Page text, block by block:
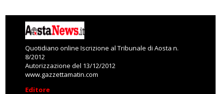
Quotidiano online Iscrizione al Tribunale di Aosta n.
8/2012
Autorizzazione del 13/12/2012
www.gazzettamatin.com
Editore